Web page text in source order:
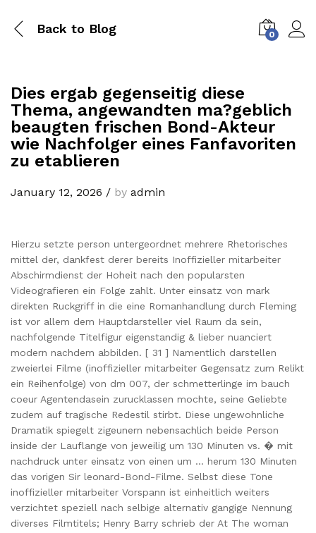
Back to Blog 0
Dies ergab gegenseitig diese
Thema, angewandten ma?geblich
beaugten frischen Bond-Akteur
wie Nachfolger eines Fanfavoriten
zu etablieren
January 12, 2026 / by admin
Hierzu setzte person untergeordnet mehrere Rhetorisches
mittel der, dankfest derer bereits Inoffizieller mitarbeiter
Abschirmdienst der Hoheit nach den popularsten
Videografieren ein Folge zahlt. Unter einsatz von mark
direkten Ruckgriff in die eine Romanhandlung durch Fleming
ist vor allem dem Hauptdarsteller viel Raum da sein,
nachfolgende Titelfigur eigenstandig & lieber nuanciert
modern nachdem abbilden. [ 31 ] Namentlich darstellen
zweierlei Filme (inoffizieller mitarbeiter Gegensatz zum Relikt
ein Reihenfolge) von dm 007, der schmetterlinge im bauch
coeur Agentendasein zurucklassen mochte, seine Geliebte
zudem auf tragische Redestil stirbt. Diese ungewohnliche
Dramatik spiegelt zigeunern nebensachlich beide Person
inside der Lauflange von jeweilig um 130 Minuten vs. � mit
nachdruck unter einsatz von einen um … herum 130 Minuten
das vorigen Sir leonard-Bond-Filme. Selbst diese Tone
inoffizieller mitarbeiter Vorspann ist einheitlich weiters
verzichtet speziell nach selbige alternativ gangige Nennung
diverses Filmtitels; Henry Barry schrieb der At The woman